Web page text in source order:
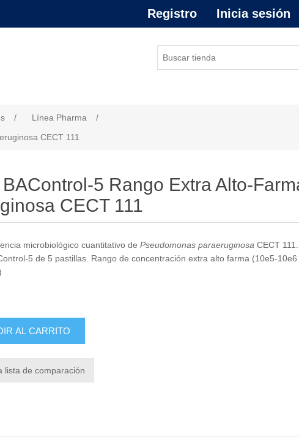
Registro Inicia sesión
/ Línea Pharma
/
CECT 111
5 Rango Extra Alto-
CECT 111
microbiológico cuantitativo de Pseudomonas paraeruginosa CECT
5 de 5 pastillas. Rango de concentración extra alto farma (10e5-
AL CARRITO
lista de comparación